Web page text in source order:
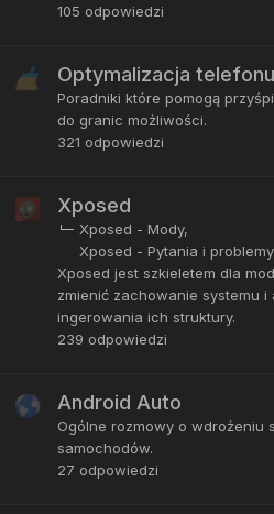
105 odpowiedzi
Optymalizacja telefonu
Poradniki które pomogą
do granic możliwości.
321 odpowiedzi
Xposed
Xposed - Mody
Xposed - Pytania i problemy
Xposed jest szkieletem dla
zmienić zachowanie systemu i
ingerowania ich struktury.
239 odpowiedzi
Android Auto
Ogólne rozmowy o wdrożeniu
samochodów.
27 odpowiedzi